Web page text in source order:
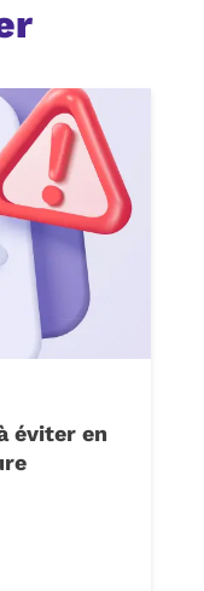
éviter en